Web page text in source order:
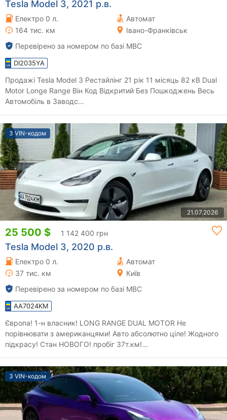
Tesla Model 3, 2021 р.в.
Електро 0 л.
Автомат
164 тис. км
Івано-Франківськ
Перевірено за номером по базі МВС
DI2035YA
Продажі Tesla Model 3 Рестайлінг 21 рік 11 місяць 82 кВ Dual
Motor Longe Range Він Код Відкритий Без Пошкоджень Весь
Автомобіль в Заводс...
З VIN-кодом
21.07.2026
25 500 $ 1 142 400 грн
Tesla Model 3, 2020 р.в.
Електро 0 л.
Автомат
37 тис. км
Київ
Перевірено за номером по базі МВС
AA7024KM
Європа! 1-н власник! LONG RANGE DUAL MOTOR Не
порівнювати з американцями! Авто абсолютно ціле! Жодного
підкрасу! Стан НОВОГО! пробіг 37т.км!...
З VIN-кодом